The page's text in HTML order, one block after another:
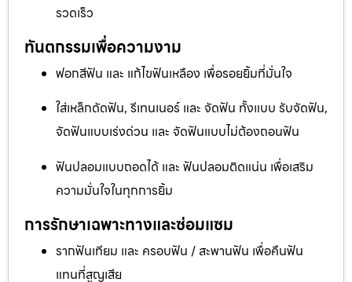
รวดเร็ว
ทันตกรรมเพื่อความงาม
ฟอกสีฟัน และ แก้ไขฟันเหลือง เพื่อรอยยิ้มที่มั่นใจ
ใส่เหล็กดัดฟัน, รีเทนเนอร์ และ จัดฟัน ทั้งแบบ รับจัดฟัน,
จัดฟันแบบเร่งด่วน และ จัดฟันแบบไม่ต้องถอนฟัน
ฟันปลอมแบบถอดได้ และ ฟันปลอมติดแน่น เพื่อเสริม
ความมั่นใจในทุกการยิ้ม
การรักษาเฉพาะทางและซ่อมแซม
รากฟันเทียม และ ครอบฟัน / สะพานฟัน เพื่อคืนฟัน
แทนที่สูญเสีย